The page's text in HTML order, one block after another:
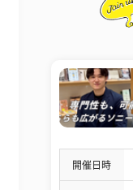
開催日時